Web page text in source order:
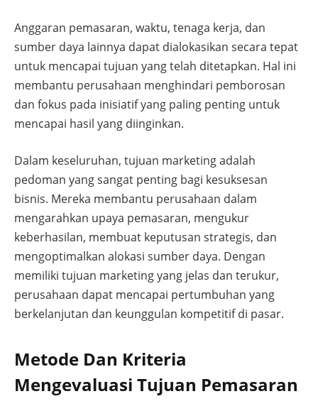
Anggaran pemasaran, waktu, tenaga kerja, dan
sumber daya lainnya dapat dialokasikan secara tepat
untuk mencapai tujuan yang telah ditetapkan. Hal ini
membantu perusahaan menghindari pemborosan
dan fokus pada inisiatif yang paling penting untuk
mencapai hasil yang diinginkan.
Dalam keseluruhan, tujuan marketing adalah
pedoman yang sangat penting bagi kesuksesan
bisnis. Mereka membantu perusahaan dalam
mengarahkan upaya pemasaran, mengukur
keberhasilan, membuat keputusan strategis, dan
mengoptimalkan alokasi sumber daya. Dengan
memiliki tujuan marketing yang jelas dan terukur,
perusahaan dapat mencapai pertumbuhan yang
berkelanjutan dan keunggulan kompetitif di pasar.
Metode Dan Kriteria
Mengevaluasi Tujuan Pemasaran